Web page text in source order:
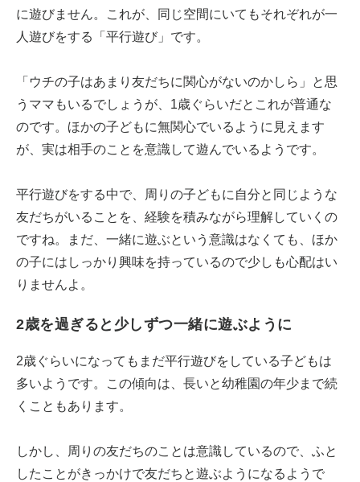
に遊びません。これが、同じ空間にいてもそれぞれが一
人遊びをする「平行遊び」です。
「ウチの子はあまり友だちに関心がないのかしら」と思
うママもいるでしょうが、1歳ぐらいだとこれが普通な
のです。ほかの子どもに無関心でいるように見えます
が、実は相手のことを意識して遊んでいるようです。
平行遊びをする中で、周りの子どもに自分と同じような
友だちがいることを、経験を積みながら理解していくの
ですね。まだ、一緒に遊ぶという意識はなくても、ほか
の子にはしっかり興味を持っているので少しも心配はい
りませんよ。
2歳を過ぎると少しずつ一緒に遊ぶように
2歳ぐらいになってもまだ平行遊びをしている子どもは
多いようです。この傾向は、長いと幼稚園の年少まで続
くこともあります。
しかし、周りの友だちのことは意識しているので、ふと
したことがきっかけで友だちと遊ぶようになるようで